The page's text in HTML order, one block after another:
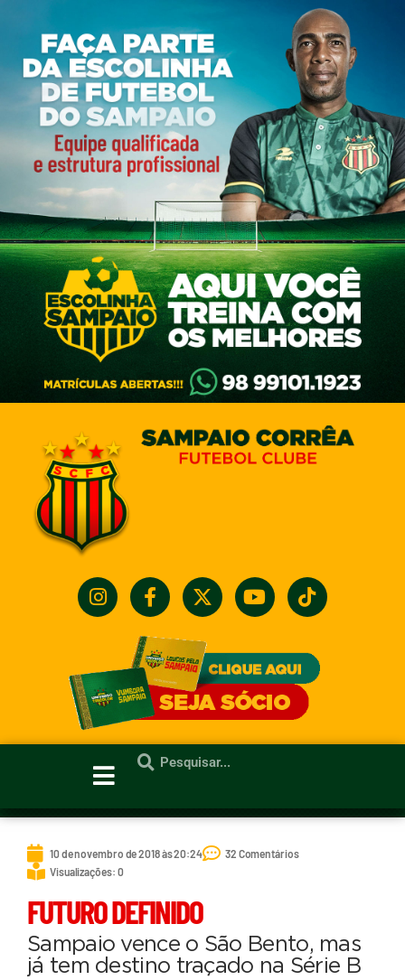
10 de novembro de 2018 às 20:24
32 Comentários
Visualizações: 0
FUTURO DEFINIDO
Sampaio vence o São Bento, mas
já tem destino traçado na Série B